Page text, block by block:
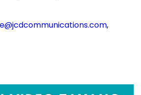
,